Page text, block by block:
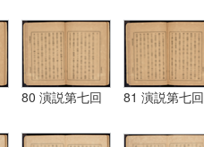
80 演説第七回 81 演説第七回